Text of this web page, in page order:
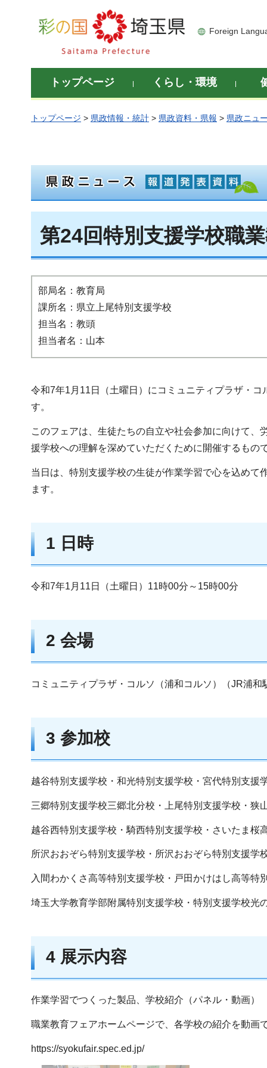
彩の国 埼玉県
Foreign
トップページ くらし・環境
トップページ > 県政情報・統計 > 県政資料・県報 > 県政ニュ
第24回特別支援学校職
部局名：教育局
課所名：県立上尾特別支援学校
担当名：教頭
担当者名：山本
令和7年1月11日（土曜日）にコミュニティプラザ・
す。
このフェアは、生徒たちの自立や社会参加に向けて
援学校への理解を深めていただくために開催するもの
当日は、特別支援学校の生徒が作業学習で心を込め
ます。
1 日時
令和7年1月11日（土曜日）11時00分～15時00分
2 会場
コミュニティプラザ・コルソ（浦和コルソ）（JR浦和
3 参加校
越谷特別支援学校・和光特別支援学校・宮代特別支
三郷特別支援学校三郷北分校・上尾特別支援学校・
越谷西特別支援学校・騎西特別支援学校・さいたま
所沢おおぞら特別支援学校・所沢おおぞら特別支援
入間わかくさ高等特別支援学校・戸田かけはし高等
埼玉大学教育学部附属特別支援学校・特別支援学校光
4 展示内容
作業学習でつくった製品、学校紹介（パネル・動画）
職業教育フェアホームページで、各学校の紹介を動画
https://syokufair.spec.ed.jp/